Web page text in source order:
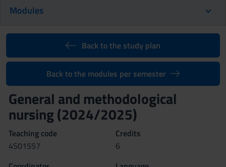
Modules
Back to the study plan
Back to the modules per semester
General and methodological
nursing (2024/2025)
Teaching code
4S01557
Credits
6